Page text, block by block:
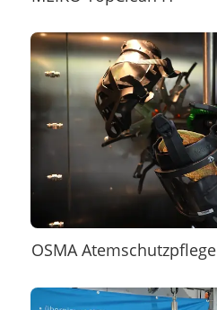
OSMA Atemschutzpflege